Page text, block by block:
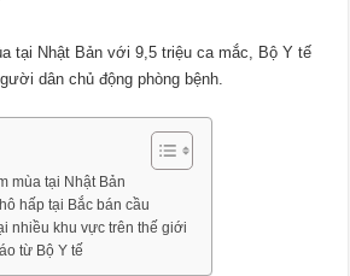
tại Nhật Bản với 9,5 triệu ca mắc, Bộ Y tế
dân chủ động phòng bệnh.
mùa tại Nhật Bản
hấp tại Bắc bán cầu
nhiều khu vực trên thế giới
từ Bộ Y tế